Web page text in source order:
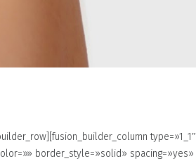
type=»1_1″
border_style=»solid» spacing=»yes»